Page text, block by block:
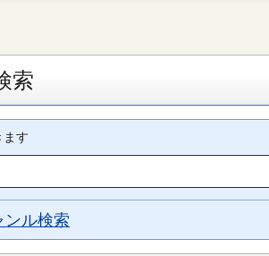
索
ます
ンル検索